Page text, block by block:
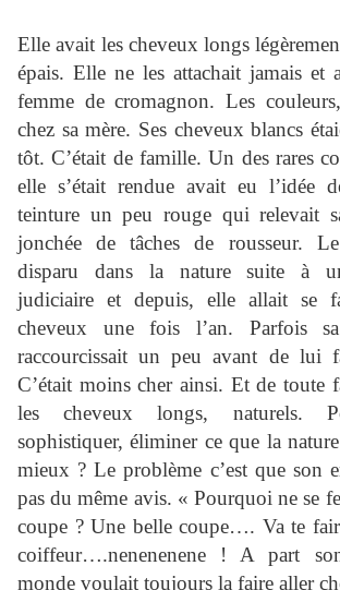
Elle avait les cheveux longs
épais. Elle ne les attachait jamais et
femme de cromagnon. Les
chez sa mère. Ses cheveux blancs
tôt. C’était de famille. Un des rares
elle s’était rendue avait eu l’idée
teinture un peu rouge qui relevait
jonchée de tâches de rousseur.
disparu dans la nature suite à un
judiciaire et depuis, elle allait se
cheveux une fois l’an. Parfois
raccourcissait un peu avant de lui
C’était moins cher ainsi. Et de toute
les cheveux longs, naturels.
sophistiquer, éliminer ce que la
mieux ? Le problème c’est que son
pas du même avis. « Pourquoi ne se
coupe ? Une belle coupe…. Va te
coiffeur….nenenenene ! A part
monde voulait toujours la faire aller